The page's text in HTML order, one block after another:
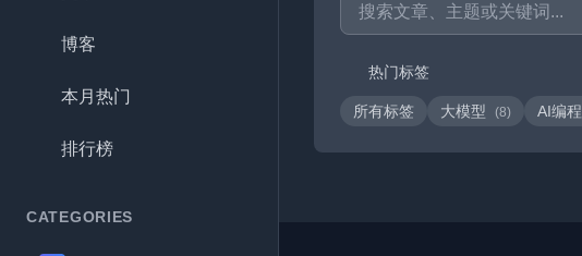
博客
本月热门
排行榜
CATEGORIES
热门标签
所有标签 大模型 (8) AI编程